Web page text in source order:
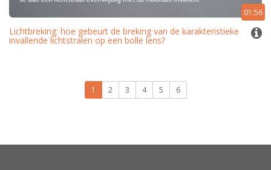
01:56
Lichtbreking: hoe gebeurt de breking van de karakteristieke
invallende lichtstralen op een bolle lens?
1 2 3 4 5 6